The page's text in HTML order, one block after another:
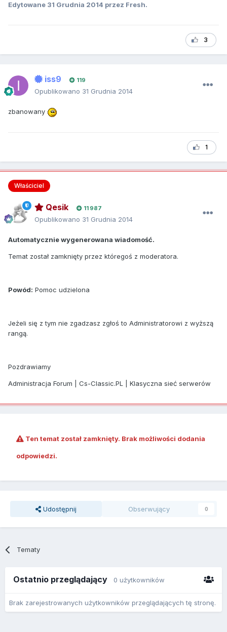
Edytowane 31 Grudnia 2014 przez Fresh.
3
iss9 119
Opublikowano 31 Grudnia 2014
zbanowany
1
Właściciel
Qesik 11 987
Opublikowano 31 Grudnia 2014
Automatycznie wygenerowana wiadomość.
Temat został zamknięty przez któregoś z moderatora.
Powód: Pomoc udzielona
Jeżeli się z tym nie zgadzasz zgłoś to Administratorowi z wyższą
rangą.
Pozdrawiamy
Administracja Forum | Cs-Classic.PL | Klasyczna sieć serwerów
Ten temat został zamknięty. Brak możliwości dodania
odpowiedzi.
Udostępnij Obserwujący 0
Tematy
Ostatnio przeglądający 0 użytkowników
Brak zarejestrowanych użytkowników przeglądających tę stronę.